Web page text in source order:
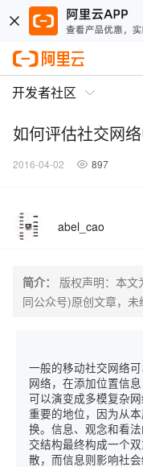
开发者社区
如何评估社交网
2016-04-02 897
abel_cao
简介：
版权声明：本文
同公众号)原创文章，未
一般的移动社交网络
网络，在添加位置信
可以演变成多模复杂
重要的地位，因为从
换。信息、观念和看
交结构最终构成一个
散，而信息则影响社会